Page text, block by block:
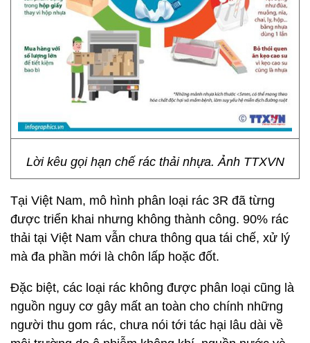
Lời kêu gọi hạn chế rác thải nhựa. Ảnh TTXVN
Tại Việt Nam, mô hình phân loại rác 3R đã từng
được triển khai nhưng không thành công. 90% rác
thải tại Việt Nam vẫn chưa thông qua tái chế, xử lý
mà đa phần mới là chôn lấp hoặc đốt.
Đặc biệt, các loại rác không được phân loại cũng là
nguồn nguy cơ gây mất an toàn cho chính những
người thu gom rác, chưa nói tới tác hại lâu dài về